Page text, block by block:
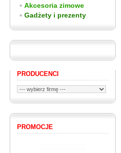
Akcesoria zimowe
Gadżety i prezenty
PRODUCENCI
PROMOCJE